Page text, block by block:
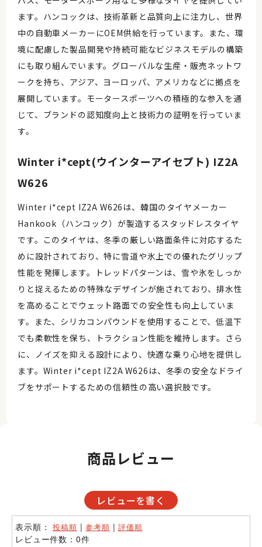
ます。ハンコックは、技術革新と品質向上に注力し、世界
中の自動車メーカーにOEM供給を行っています。また、環
境に配慮した製品開発や持続可能なビジネスモデルの構築
にも取り組んでいます。グローバルな生産・販売ネットワ
ークを持ち、アジア、ヨーロッパ、アメリカなどに拠点を
展開しています。モータースポーツへの積極的な参入を通
じて、ブランドの認知度向上と技術力の証明を行っていま
す。
Winter i*cept(ウインターアイセプト) IZ2A
W626
Winter i*cept IZ2A W626は、韓国のタイヤメーカー
Hankook（ハンコック）が製造するスタッドレスタイヤ
です。このタイヤは、冬季の厳しい路面条件に対応するた
めに設計されており、特に雪道や氷上での優れたグリップ
性能を発揮します。トレッドパターンは、雪や氷をしっか
りと捉えるための特殊なデザインが施されており、排水性
を高めることでウェット路面での安全性も向上していま
す。また、シリカコンパウンドを使用することで、低温下
でも柔軟性を保ち、トラクション性能を維持します。さら
に、ノイズを抑える設計により、快適な乗り心地を提供し
ます。Winter i*cept IZ2A W626は、冬季の安全なドライ
ブをサポートするための信頼性の高い選択肢です。
商品レビュー
レビューを書く
表示順：投稿順 |参考順 |評価順
レビュー件数：0件